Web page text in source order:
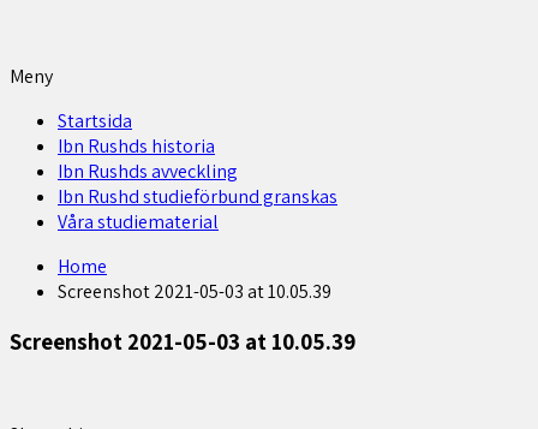
Meny
Startsida
Ibn Rushds historia
Ibn Rushds avveckling
Ibn Rushd studieförbund granskas​
Våra studiematerial
Home
Screenshot 2021-05-03 at 10.05.39
Screenshot 2021-05-03 at 10.05.39